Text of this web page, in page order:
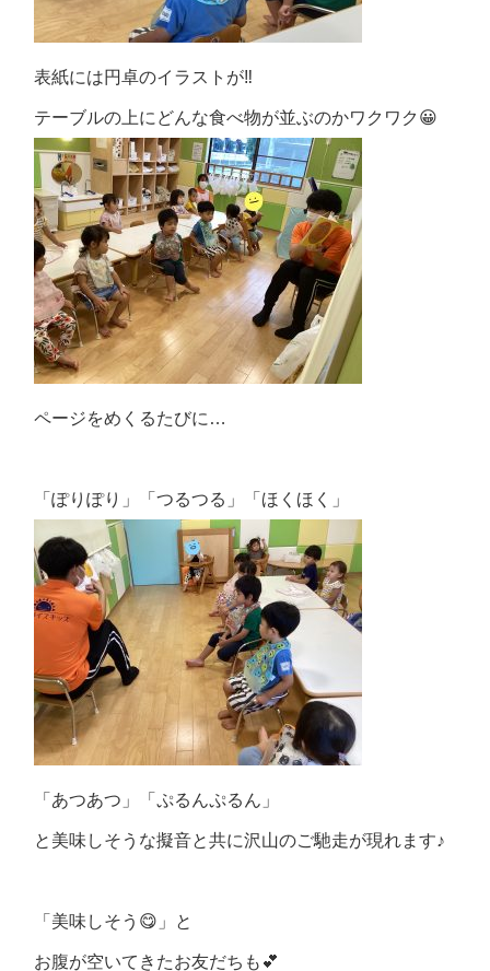
表紙には円卓のイラストが‼️
テーブルの上にどんな食べ物が並ぶのかワクワク😀
ページをめくるたびに…
「ぽりぽり」「つるつる」「ほくほく」
「あつあつ」「ぷるんぷるん」
と美味しそうな擬音と共に沢山のご馳走が現れます♪
「美味しそう😋」と
お腹が空いてきたお友だちも💕